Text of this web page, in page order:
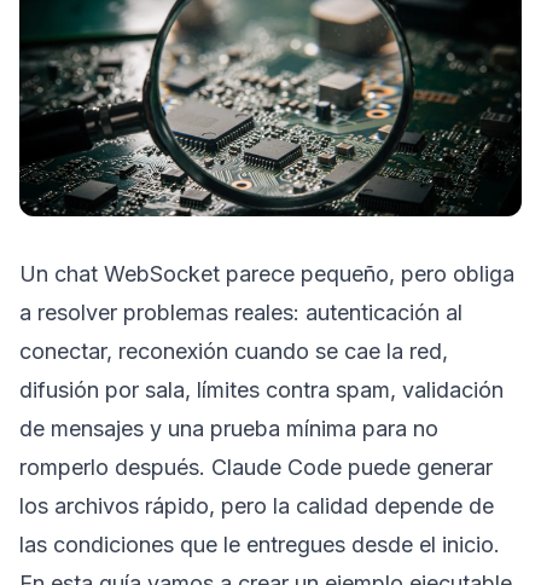
Un chat WebSocket parece pequeño, pero obliga
a resolver problemas reales: autenticación al
conectar, reconexión cuando se cae la red,
difusión por sala, límites contra spam, validación
de mensajes y una prueba mínima para no
romperlo después. Claude Code puede generar
los archivos rápido, pero la calidad depende de
las condiciones que le entregues desde el inicio.